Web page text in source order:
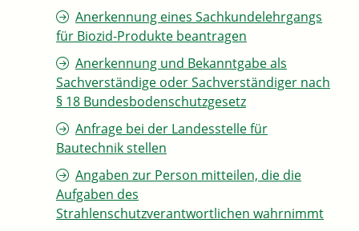
Anerkennung eines Sachkundelehrgangs
für Biozid-Produkte beantragen
Anerkennung und Bekanntgabe als
Sachverständige oder Sachverständiger nach
§ 18 Bundesbodenschutzgesetz
Anfrage bei der Landesstelle für
Bautechnik stellen
Angaben zur Person mitteilen, die die
Aufgaben des
Strahlenschutzverantwortlichen wahrnimmt